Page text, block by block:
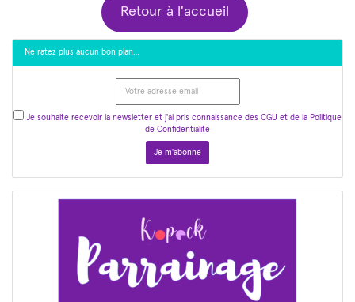
Retour à l'accueil
Ne ratez plus aucun bon plan…
Je souhaite recevoir la newsletter et j'ai pris connaissance des CGU et de la Politique
de Confidentialité